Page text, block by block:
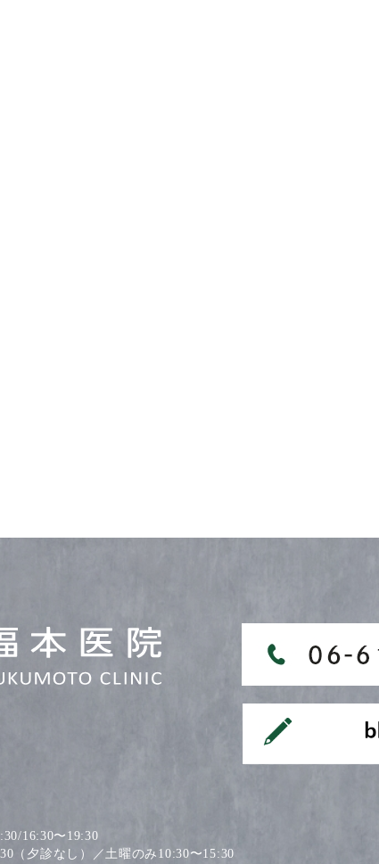
16:30〜19:30
（夕診なし）／土曜のみ10:30〜15:30